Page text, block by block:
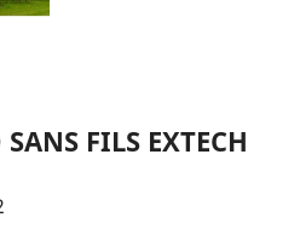
FILS EXTECH